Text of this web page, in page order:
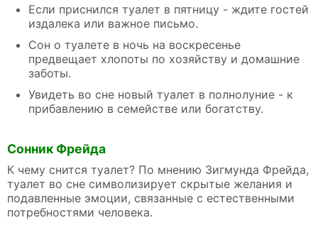
Если приснился туалет в пятницу - ждите гостей
издалека или важное письмо.
Сон о туалете в ночь на воскресенье
предвещает хлопоты по хозяйству и домашние
заботы.
Увидеть во сне новый туалет в полнолуние - к
прибавлению в семействе или богатству.
Сонник Фрейда
К чему снится туалет? По мнению Зигмунда Фрейда,
туалет во сне символизирует скрытые желания и
подавленные эмоции, связанные с естественными
потребностями человека.